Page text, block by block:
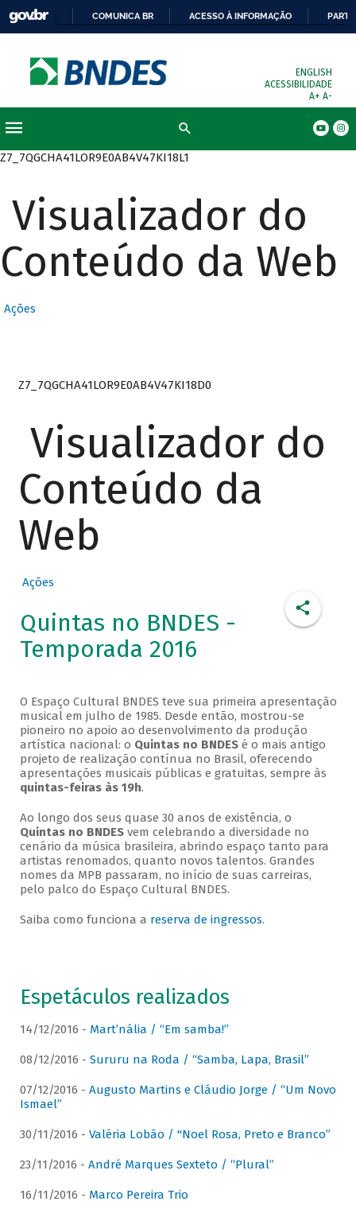
COMUNICA BR ACESSO À INFORMAÇÃO
ENGLISH
ACESSIBILIDADE
A+ A-
Z7_7QGCHA41LOR9E0AB4V47KI18L1
Visualizador do
Conteúdo da Web
Ações
Z7_7QGCHA41LOR9E0AB4V47KI18D0
Visualizador do
Conteúdo da
Web
Ações
Quintas no BNDES -
Temporada 2016
O Espaço Cultural BNDES teve sua primeira apresentação
musical em julho de 1985. Desde então, mostrou-se
pioneiro no apoio ao desenvolvimento da produção
artística nacional: o Quintas no BNDESé o mais antigo
projeto de realização contínua no Brasil, oferecendo
apresentações musicais públicas e gratuitas, sempre às
quintas-feiras às 19h.
Ao longo dos seus quase 30 anos de existência, o
Quintas no BNDESvem celebrando a diversidade no
cenário da música brasileira, abrindo espaço tanto para
artistas renomados, quanto novos talentos. Grandes
nomes da MPB passaram, no início de suas carreiras,
pelo palco do Espaço Cultural BNDES.
Saiba como funciona a reserva de ingressos.
Espetáculos realizados
14/12/2016 - Mart’nália / “Em samba!”
08/12/2016 - Sururu na Roda / “Samba, Lapa, Brasil”
07/12/2016 - Augusto Martins e Cláudio Jorge / “Um Novo
Ismael”
30/11/2016 - Valéria Lobão / "Noel Rosa, Preto e Branco”
23/11/2016 - André Marques Sexteto / “Plural”
16/11/2016 - Marco Pereira Trio